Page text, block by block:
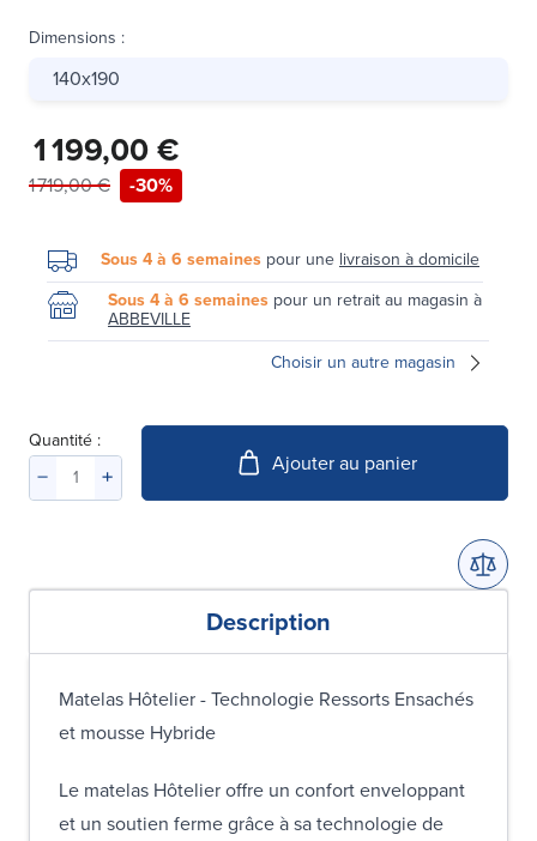
Dimensions :
140x190
1 199,00 €
1 719,00 € -30%
Sous 4 à 6 semaines pour unelivraison à domicile
Sous 4 à 6 semaines pour un retrait au magasin à
ABBEVILLE
Choisir un autre magasin
Quantité :
Ajouter au panier
Description
Matelas Hôtelier - Technologie Ressorts Ensachés
et mousse Hybride
Le matelas Hôtelier offre un confort enveloppant
et un soutien ferme grâce à sa technologie de